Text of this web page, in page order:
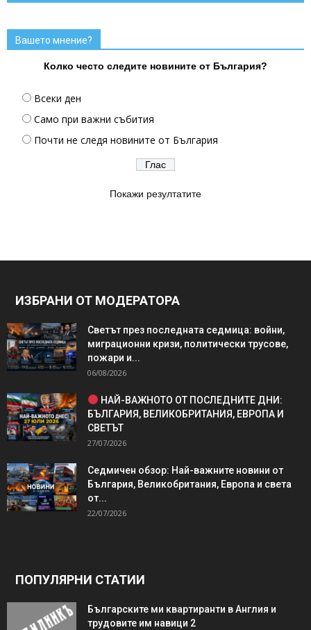
Вашето мнение?
Колко често следите новините от България?
Всеки ден
Само при важни събития
Почти не следя новините от България
Покажи резултатите
ИЗБРАНИ ОТ МОДЕРАТОРА
Светът през последната седмица: войни,
миграционни кризи, политически трусове,
пожари и...
06/08/2026
НАЙ-ВАЖНОТО ОТ ПОСЛЕДНИТЕ ДНИ:
БЪЛГАРИЯ, ВЕЛИКОБРИТАНИЯ, ЕВРОПА И
СВЕТЪТ
27/07/2026
Седмичен обзор: Най-важните новини от
България, Великобритания, Европа и света
от...
22/07/2026
ПОПУЛЯРНИ СТАТИИ
Българските ми квартиранти в Англия и
трудовите им навици 2